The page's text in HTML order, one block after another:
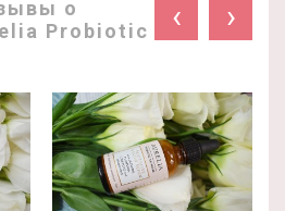
о
Probiotic
‹ ›